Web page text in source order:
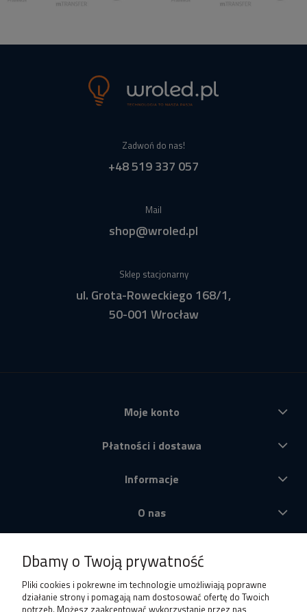
Zadwoń do nas!
+48 519 337 057
Mail
shop@wroled.pl
Sklep stacjonarny
ul. Grota-Roweckiego 168/1,
50-001 Wrocław
Moje konto
Płatności i dostawa
Informacje
O nas
Dbamy o Twoją prywatność
Pliki cookies i pokrewne im technologie umożliwiają poprawne
działanie strony i pomagają nam dostosować ofertę do Twoich
potrzeb. Możesz zaakceptować wykorzystanie przez nas